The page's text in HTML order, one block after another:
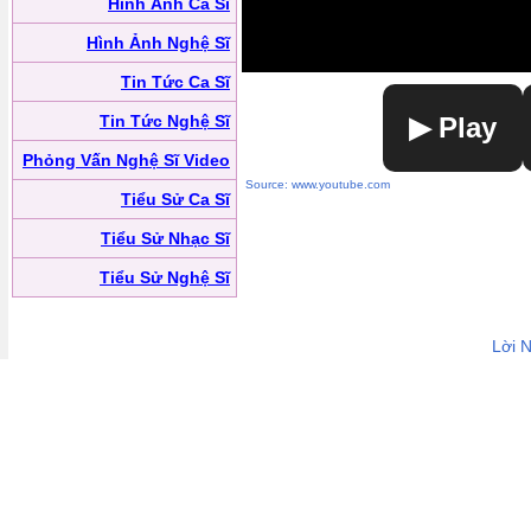
Hình Ảnh Nghệ Sĩ
Tin Tức Ca Sĩ
Tin Tức Nghệ Sĩ
Phỏng Vấn Nghệ Sĩ Video
Tiểu Sử Ca Sĩ
Tiểu Sử Nhạc Sĩ
Tiểu Sử Nghệ Sĩ
▶ Play
Source: www.youtube.com
Lời